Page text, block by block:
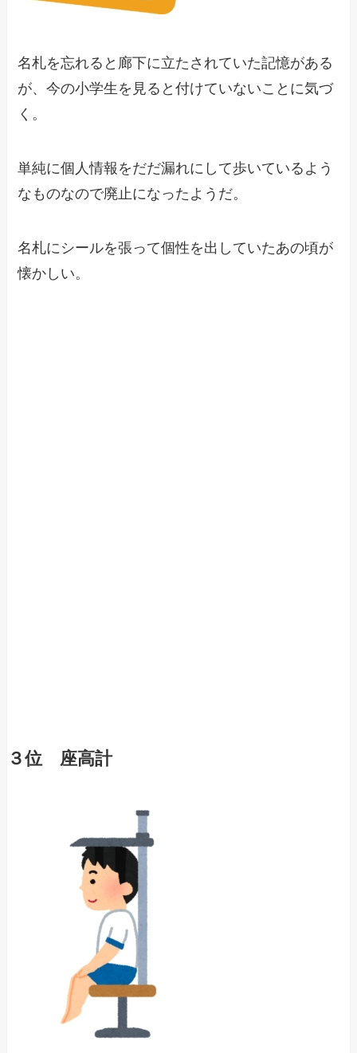
名札を忘れると廊下に立たされていた記憶がある
が、今の小学生を見ると付けていないことに気づ
く。
単純に個人情報をだだ漏れにして歩いているよう
なものなので廃止になったようだ。
名札にシールを張って個性を出していたあの頃が
懐かしい。
３位 座高計